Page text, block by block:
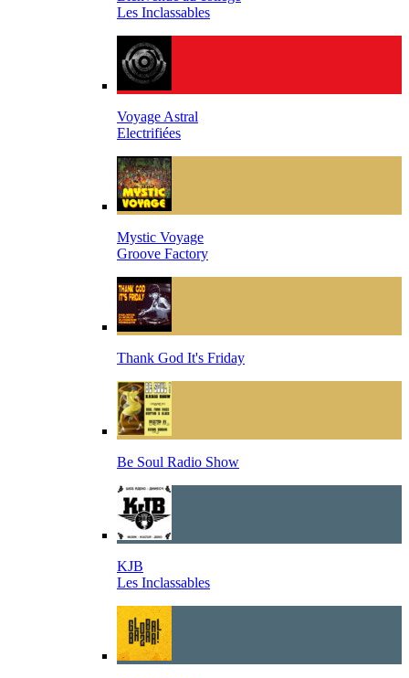
Les Inclassables
Voyage Astral
Electrifiées
Mystic Voyage
Groove Factory
Thank God It's Friday
Be Soul Radio Show
KJB
Les Inclassables